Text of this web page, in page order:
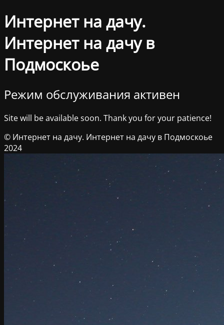
Интернет на дачу.
Интернет на дачу в
Подмоскоье
Режим обслуживания активен
Site will be available soon. Thank you for your patience!
© Интернет на дачу. Интернет на дачу в Подмоскоье
2024